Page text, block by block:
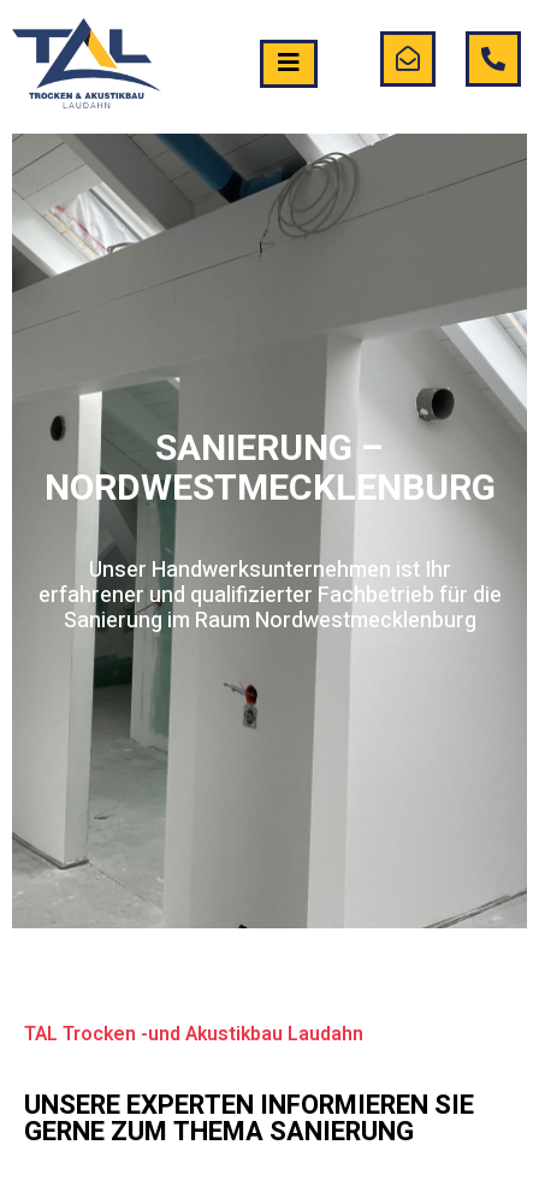
SANIERUNG –
NORDWESTMECKLENBURG
Unser Handwerksunternehmen ist Ihr
erfahrener und qualifizierter Fachbetrieb für die
Sanierung im Raum Nordwestmecklenburg
TAL Trocken -und Akustikbau Laudahn
UNSERE EXPERTEN INFORMIEREN SIE
GERNE ZUM THEMA SANIERUNG